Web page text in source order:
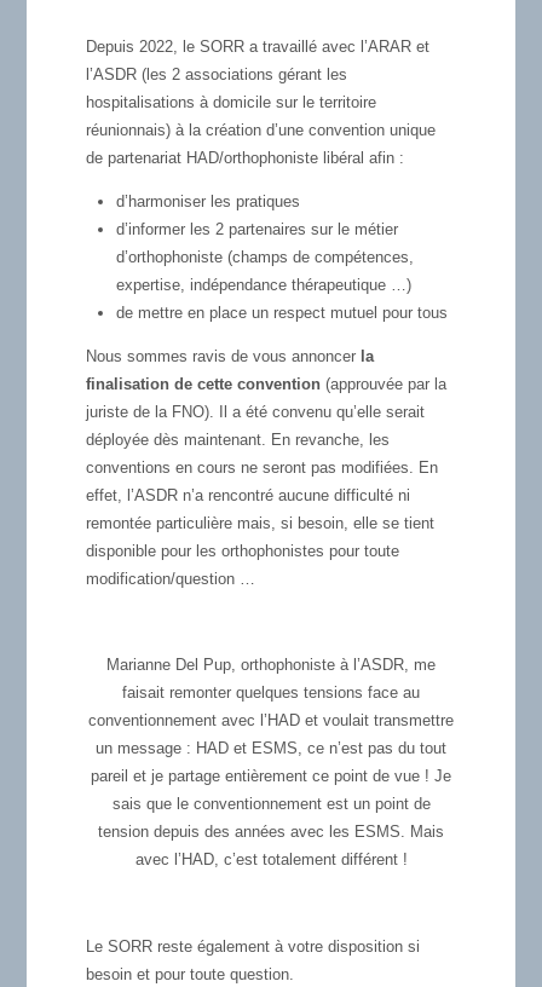
Depuis 2022, le SORR a travaillé avec l’ARAR et
l’ASDR (les 2 associations gérant les
hospitalisations à domicile sur le territoire
réunionnais) à la création d’une convention unique
de partenariat HAD/orthophoniste libéral afin :
d’harmoniser les pratiques
d’informer les 2 partenaires sur le métier
d’orthophoniste (champs de compétences,
expertise, indépendance thérapeutique …)
de mettre en place un respect mutuel pour tous
Nous sommes ravis de vous annoncer la
finalisation de cette convention(approuvée par la
juriste de la FNO). Il a été convenu qu’elle serait
déployée dès maintenant. En revanche, les
conventions en cours ne seront pas modifiées. En
effet, l’ASDR n’a rencontré aucune difficulté ni
remontée particulière mais, si besoin, elle se tient
disponible pour les orthophonistes pour toute
modification/question …
Marianne Del Pup, orthophoniste à l’ASDR, me
faisait remonter quelques tensions face au
conventionnement avec l’HAD et voulait transmettre
un message : HAD et ESMS, ce n’est pas du tout
pareil et je partage entièrement ce point de vue ! Je
sais que le conventionnement est un point de
tension depuis des années avec les ESMS. Mais
avec l’HAD, c’est totalement différent !
Le SORR reste également à votre disposition si
besoin et pour toute question.